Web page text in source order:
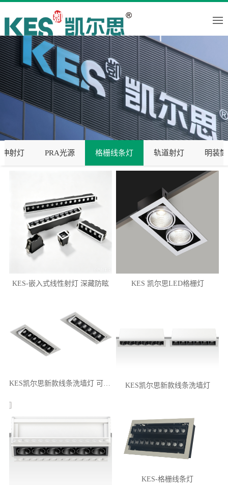
射灯 PRA光源 格栅线条灯 轨道射灯 明装
KES-嵌入式线性射灯 深藏防眩 KES 凯尔思LED格栅灯
KES凯尔思新款线条洗墙灯 可调角 KES凯尔思新款线条洗墙灯
KES-格栅线条灯